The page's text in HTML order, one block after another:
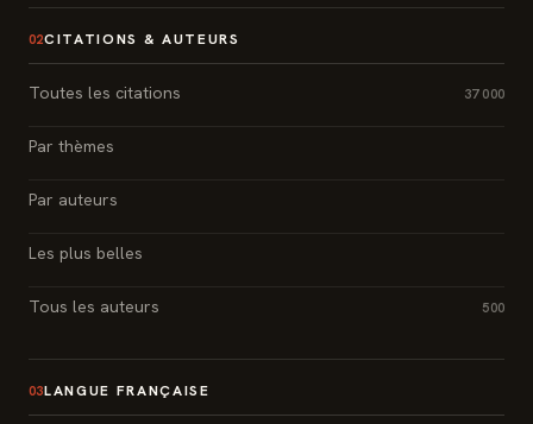
02CITATIONS & AUTEURS
Toutes les citations 37 000
Par thèmes
Par auteurs
Les plus belles
Tous les auteurs 500
03LANGUE FRANÇAISE